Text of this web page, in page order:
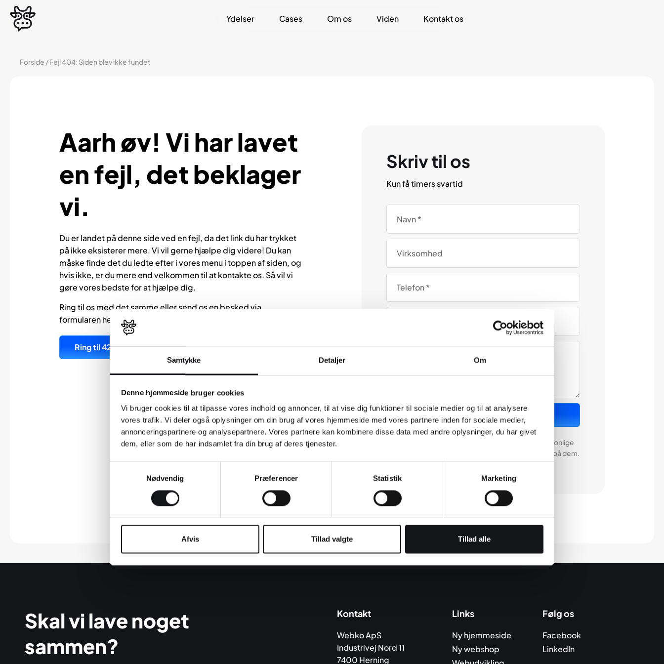
Samtykke Detaljer Om
Denne hjemmeside bruger cookies
Vi bruger cookies til at tilpasse vores indhold og annoncer, til at vise dig funktioner til sociale medier og til at analysere
vores trafik. Vi deler også oplysninger om din brug af vores hjemmeside med vores partnere inden for sociale medier,
annonceringspartnere og analysepartnere. Vores partnere kan kombinere disse data med andre oplysninger, du har givet
dem, eller som de har indsamlet fra din brug af deres tjenester.
Nødvendig
Præferencer Statistik Marketing
Afvis Tillad valgte Tillad alle
Ydelser Cases Om os Viden Kontakt os
Forside /Fejl 404: Siden blev ikke fundet
Aarh øv! Vi har lavet
en fejl, det beklager
vi.
Du er landet på denne side ved en fejl, da det link du har trykket
på ikke eksisterer mere. Vi vil gerne hjælpe dig videre! Du kan
måske finde det du ledte efter i vores menu i toppen af siden, og
hvis ikke, er du mere end velkommen til at kontakte os. Så vil vi
gøre vores bedste for at hjælpe dig.
Ring til os med det samme eller send os en besked via
formularen her, og vi vil besvare din henvendelse hurtigst muligt.
Ring til 42 90 91 98
Skriv til os
Kun få timers svartid
Send besked
Når du udfylder formularen, afleverer du dine personlige
oplysninger i vores varetægt. Vi lover at passe godt på dem.
Læs vores betingelser her.
Skal vi lave noget
sammen?
Kontakt
Webko ApS
Industrivej Nord 11
7400 Herning
Links
Ny hjemmeside
Ny webshop
Følg os
Facebook
LinkedIn